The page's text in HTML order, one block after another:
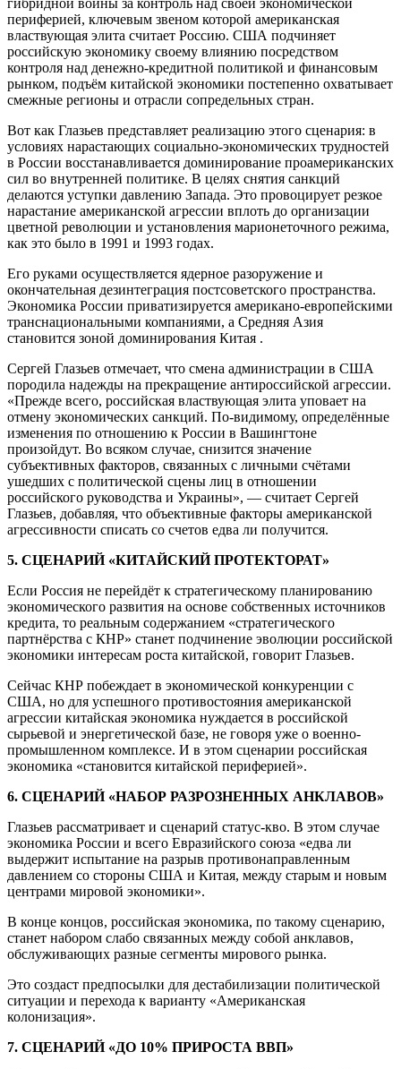
гибридной войны за контроль над своей экономической
периферией, ключевым звеном которой американская
властвующая элита считает Россию. США подчиняет
российскую экономику своему влиянию посредством
контроля над денежно-кредитной политикой и финансовым
рынком, подъём китайской экономики постепенно охватывает
смежные регионы и отрасли сопредельных стран.
Вот как Глазьев представляет реализацию этого сценария: в
условиях нарастающих социально-экономических трудностей
в России восстанавливается доминирование проамериканских
сил во внутренней политике. В целях снятия санкций
делаются уступки давлению Запада. Это провоцирует резкое
нарастание американской агрессии вплоть до организации
цветной революции и установления марионеточного режима,
как это было в 1991 и 1993 годах.
Его руками осуществляется ядерное разоружение и
окончательная дезинтеграция постсоветского пространства.
Экономика России приватизируется американо-европейскими
транснациональными компаниями, а Средняя Азия
становится зоной доминирования Китая .
Сергей Глазьев отмечает, что смена администрации в США
породила надежды на прекращение антироссийской агрессии.
«Прежде всего, российская властвующая элита уповает на
отмену экономических санкций. По-видимому, определённые
изменения по отношению к России в Вашингтоне
произойдут. Во всяком случае, снизится значение
субъективных факторов, связанных с личными счётами
ушедших с политической сцены лиц в отношении
российского руководства и Украины», — считает Сергей
Глазьев, добавляя, что объективные факторы американской
агрессивности списать со счетов едва ли получится.
5. СЦЕНАРИЙ «КИТАЙСКИЙ ПРОТЕКТОРАТ»
Если Россия не перейдёт к стратегическому планированию
экономического развития на основе собственных источников
кредита, то реальным содержанием «стратегического
партнёрства с КНР» станет подчинение эволюции российской
экономики интересам роста китайской, говорит Глазьев.
Сейчас КНР побеждает в экономической конкуренции с
США, но для успешного противостояния американской
агрессии китайская экономика нуждается в российской
сырьевой и энергетической базе, не говоря уже о военно-
промышленном комплексе. И в этом сценарии российская
экономика «становится китайской периферией».
6. СЦЕНАРИЙ «НАБОР РАЗРОЗНЕННЫХ АНКЛАВОВ»
Глазьев рассматривает и сценарий статус-кво. В этом случае
экономика России и всего Евразийского союза «едва ли
выдержит испытание на разрыв противонаправленным
давлением со стороны США и Китая, между старым и новым
центрами мировой экономики».
В конце концов, российская экономика, по такому сценарию,
станет набором слабо связанных между собой анклавов,
обслуживающих разные сегменты мирового рынка.
Это создаст предпосылки для дестабилизации политической
ситуации и перехода к варианту «Американская
колонизация».
7. СЦЕНАРИЙ «ДО 10% ПРИРОСТА ВВП»